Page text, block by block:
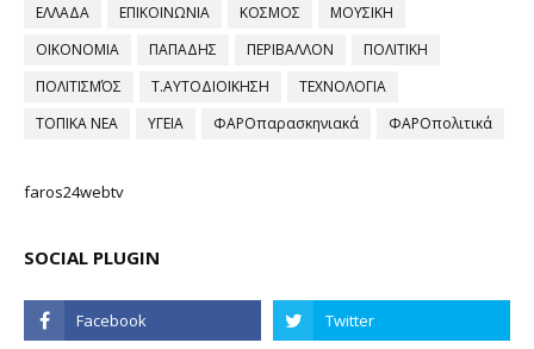
ΕΛΛΑΔΑ
ΕΠΙΚΟΙΝΩΝΙΑ ΚΟΣΜΟΣ
ΜΟΥΣΙΚΗ
ΟΙΚΟΝΟΜΙΑ
ΠΑΠΑΔΗΣ ΠΕΡΙΒΑΛΛΟΝ
ΠΟΛΙΤΙΚΗ
ΠΟΛΙΤΙΣΜΌΣ
Τ.ΑΥΤΟΔΙΟΙΚΗΣΗ
ΤΕΧΝΟΛΟΓΙΑ
ΤΟΠΙΚΑ ΝΕΑ
ΥΓΕΙΑ ΦΑΡΟπαρασκηνιακά ΦΑΡΟπολιτικά
faros24webtv
SOCIAL PLUGIN